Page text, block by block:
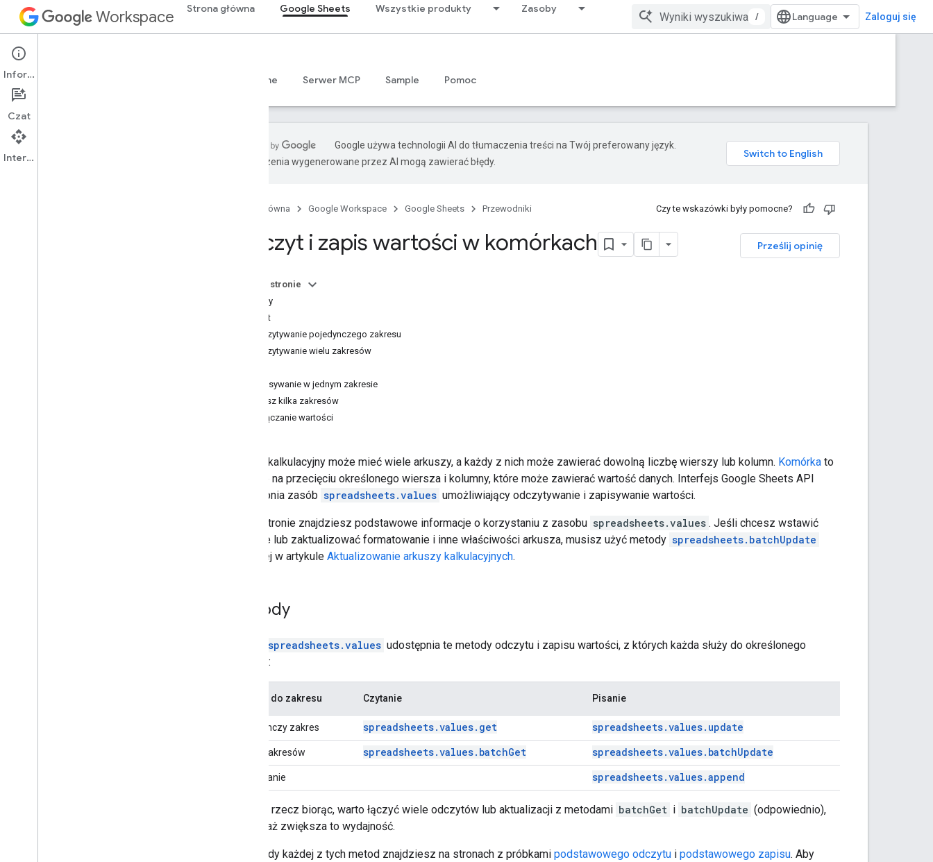
Workspace Strona główna Google Sheets Wszystkie produkty Zasoby
/ Zaloguj się
Google Sheets
Przegląd Materiały referencyjne Serwer MCP Sample Pomoc
Google używa technologii AI do tłumaczenia treści na Twój preferowany język.
Tłumaczenia wygenerowane przez AI mogą zawierać błędy.
Strona główna Google Workspace Google Sheets Przewodniki Czy te wskazówki były pomocne?
Prześlij opinię
Odczyt i zapis wartości w komórkach
Na tej stronie
Metody
Odczyt
Odczytywanie pojedynczego zakresu
Odczytywanie wielu zakresów
Zapisywanie w jednym zakresie
Wpisz kilka zakresów
Dołączanie wartości
Arkusz kalkulacyjny może mieć wiele arkuszy, a każdy z nich może zawierać dowolną liczbę wierszy lub kolumn. Komórka to
miejsce na przecięciu określonego wiersza i kolumny, które może zawierać wartość danych. Interfejs Google Sheets API
udostępnia zasób spreadsheets.values umożliwiający odczytywanie i zapisywanie wartości.
Na tej stronie znajdziesz podstawowe informacje o korzystaniu z zasobu spreadsheets.values . Jeśli chcesz wstawić
wiersze lub zaktualizować formatowanie i inne właściwości arkusza, musisz użyć metody spreadsheets.batchUpdate
opisanej w artykule Aktualizowanie arkuszy kalkulacyjnych.
Metody
spreadsheets.values udostępnia te metody odczytu i zapisu wartości, z których każda służy do określonego
zadania:
Dostęp do zakresu Czytanie Pisanie
Pojedynczy zakres spreadsheets.values.get spreadsheets.values.update
Wiele zakresów spreadsheets.values.batchGet spreadsheets.values.batchUpdate
Dołączanie spreadsheets.values.append
Ogólnie rzecz biorąc, warto łączyć wiele odczytów lub aktualizacji z metodami batchGet i batchUpdate (odpowiednio),
ponieważ zwiększa to wydajność.
Przykłady każdej z tych metod znajdziesz na stronach z próbkami podstawowego odczytu i podstawowego zapisu. Aby
Informacje
Czat
Interfejs API